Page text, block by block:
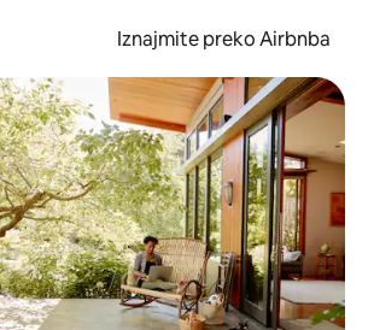
Iznajmite preko Airbnba